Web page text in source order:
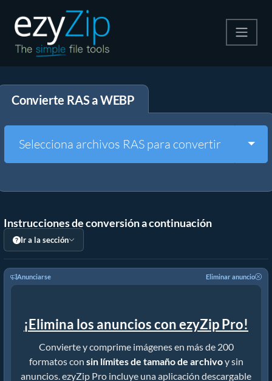
Descomprime
Otras herramientas
Convierte RAS a WEBP
Selecciona archivos RAS para convertir
Instrucciones de conversión a continuación
Ir a la sección
Anunciarse Eliminar anuncio
¡Elimina los anuncios con ezyZip Pro!
Convierte y comprime imágenes en más de 200
formatos con sin límites de tamaño de archivoy sin
anuncios. ezyZip Pro incluye una aplicación descargable